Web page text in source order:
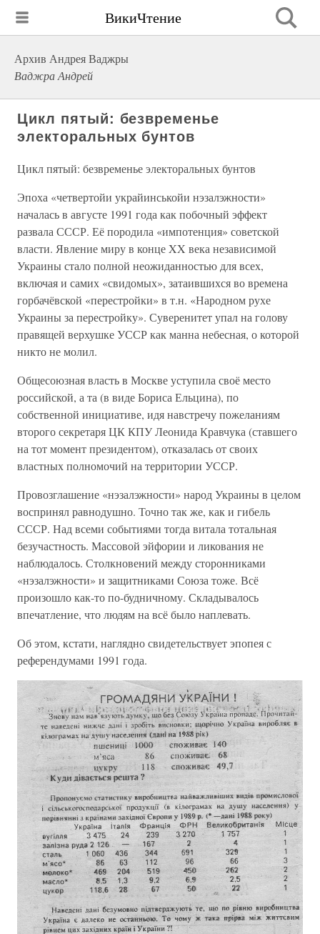
ВикиЧтение
Архив Андрея Ваджры
Ваджра Андрей
Цикл пятый: безвременье
электоральных бунтов
Цикл пятый: безвременье электоральных бунтов
Эпоха «четвертойи украйинськойи нэзалэжности»
началась в августе 1991 года как побочный эффект
развала СССР. Её породила «импотенция» советской
власти. Явление миру в конце XX века независимой
Украины стало полной неожиданностью для всех,
включая и самих «свидомых», затаившихся во времена
горбачёвской «перестройки» в т.н. «Народном рухе
Украины за перестройку». Суверенитет упал на голову
правящей верхушке УССР как манна небесная, о которой
никто не молил.
Общесоюзная власть в Москве уступила своё место
российской, а та (в виде Бориса Ельцина), по
собственной инициативе, идя навстречу пожеланиям
второго секретаря ЦК КПУ Леонида Кравчука (ставшего
на тот момент президентом), отказалась от своих
властных полномочий на территории УССР.
Провозглашение «нэзалэжности» народ Украины в целом
воспринял равнодушно. Точно так же, как и гибель
СССР. Над всеми событиями тогда витала тотальная
безучастность. Массовой эйфории и ликования не
наблюдалось. Столкновений между сторонниками
«нэзалэжности» и защитниками Союза тоже. Всё
произошло как-то по-будничному. Складывалось
впечатление, что людям на всё было наплевать.
Об этом, кстати, наглядно свидетельствует эпопея с
референдумами 1991 года.